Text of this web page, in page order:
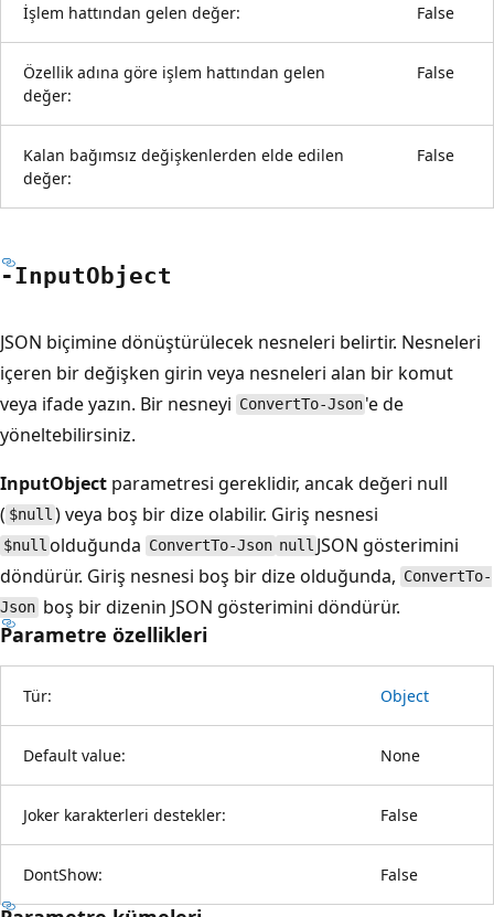
İşlem hattından gelen değer: False
Özellik adına göre işlem hattından gelen
değer:
False
Kalan bağımsız değişkenlerden elde edilen
değer:
False
-InputObject
JSON biçimine dönüştürülecek nesneleri belirtir. Nesneleri
içeren bir değişken girin veya nesneleri alan bir komut
veya ifade yazın. Bir nesneyi ConvertTo-Json 'e de
yöneltebilirsiniz.
InputObject parametresi gereklidir, ancak değeri null
( $null ) veya boş bir dize olabilir. Giriş nesnesi
$null olduğunda ConvertTo-Json null JSON gösterimini
döndürür. Giriş nesnesi boş bir dize olduğunda, ConvertTo-
Json boş bir dizenin JSON gösterimini döndürür.
Parametre özellikleri
Tür: Object
Default value: None
Joker karakterleri destekler: False
DontShow: False